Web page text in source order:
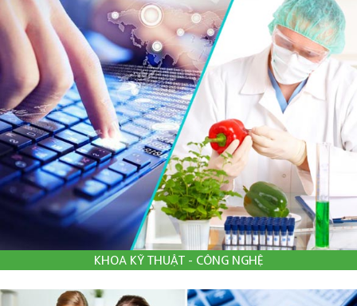
KHOA KỸ THUẬT - CÔNG NGHỆ